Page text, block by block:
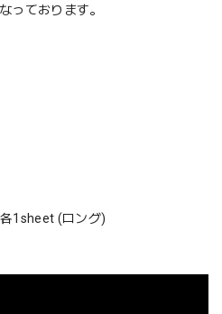
っております。
1sheet (ロング)